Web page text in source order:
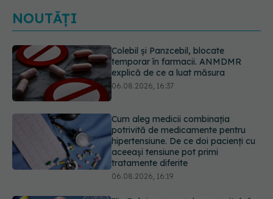
NOUTĂȚI
Cum aleg medicii combinația
potrivită de medicamente pentru
hipertensiune. De ce doi pacienți cu
06.08.2026, 16:19
Ilie Bolojan, anunț despre spitale în
contextul crizei energetice
06.08.2026, 15:24